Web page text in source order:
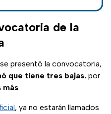
Plate en Argentina
en este mismo
enero de 2025.
de la
presentó la convocatoria,
que tiene tres bajas, por
más.
, ya no estarán llamados